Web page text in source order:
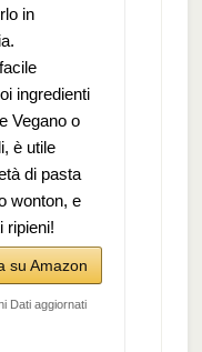
in
ingredienti
Vegano o
è utile
di pasta
wonton, e
ripieni!
su Amazon
Dati aggiornati